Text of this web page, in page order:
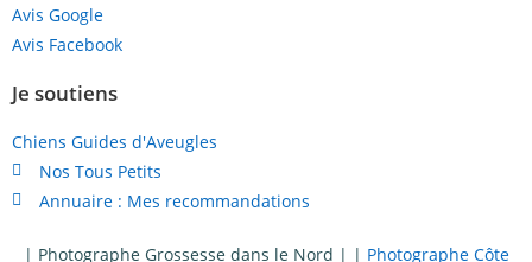
Avis Google
Avis Facebook
Je soutiens
Chiens Guides d'Aveugles
Nos Tous Petits
Annuaire : Mes recommandations
| Photographe Grossesse dans le Nord | | Photographe Côte